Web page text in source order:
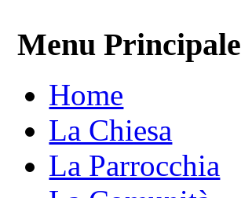
Menu Principale
Home
La Chiesa
La Parrocchia